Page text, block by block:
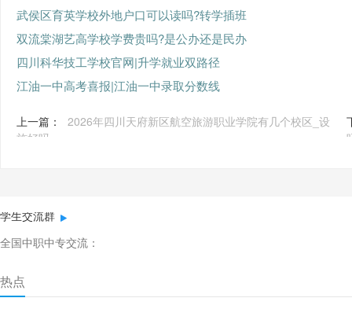
武侯区育英学校外地户口可以读吗?转学插班
双流棠湖艺高学校学费贵吗?是公办还是民办
四川科华技工学校官网|升学就业双路径
江油一中高考喜报|江油一中录取分数线
上一篇：
2026年四川天府新区航空旅游职业学院有几个校区_设
施好吗
学生交流群
全国中职中专交流：
热点